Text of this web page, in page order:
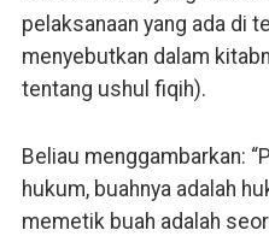
pelaksanaan yang ada di
menyebutkan dalam
tentang ushul fiqih).
Beliau menggambarkan:
hukum, buahnya adalah
memetik buah adalah